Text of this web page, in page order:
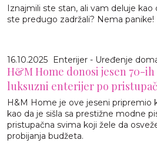
Iznajmili ste stan, ali vam deluje
ste predugo zadržali? Nema panike!
16.10.2025 Enterijer - Uređenje
H&M Home donosi jesen 70-ih
luksuzni enterijer po
H&M Home je ove jeseni pripremio
kao da je sišla sa prestižne modne
pristupačna svima koji žele da
probijanja budžeta.